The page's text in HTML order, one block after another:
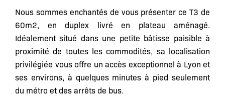
Nous sommes enchantés de vous présenter ce T3 de
60m2, en duplex livré en plateau aménagé.
Idéalement situé dans une petite bâtisse paisible à
proximité de toutes les commodités, sa localisation
privilégiée vous offre un accès exceptionnel à Lyon et
ses environs, à quelques minutes à pied seulement
du métro et des arrêts de bus.